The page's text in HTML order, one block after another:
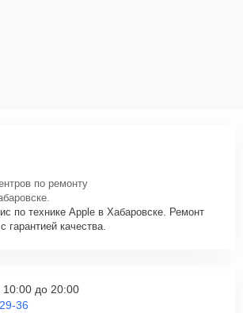
по ремонту
по технике Apple в Хабаровске. Ремонт
качества.
10:00 до 20:00
36